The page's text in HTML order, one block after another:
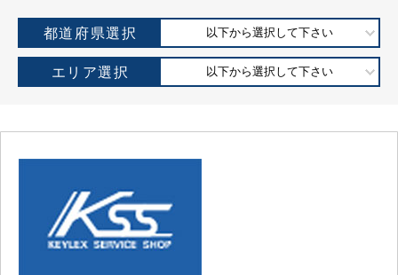
都道府県選択 以下から選択して下さい
エリア選択 以下から選択して下さい